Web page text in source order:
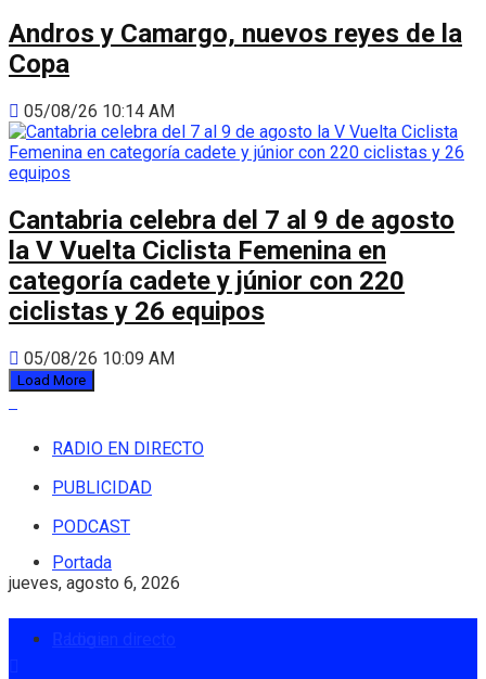
Andros y Camargo, nuevos reyes de la
Copa
05/08/26 10:14 AM
Cantabria celebra del 7 al 9 de agosto
la V Vuelta Ciclista Femenina en
categoría cadete y júnior con 220
ciclistas y 26 equipos
05/08/26 10:09 AM
Load More
RADIO EN DIRECTO
PUBLICIDAD
PODCAST
jueves, agosto 6, 2026
Portada